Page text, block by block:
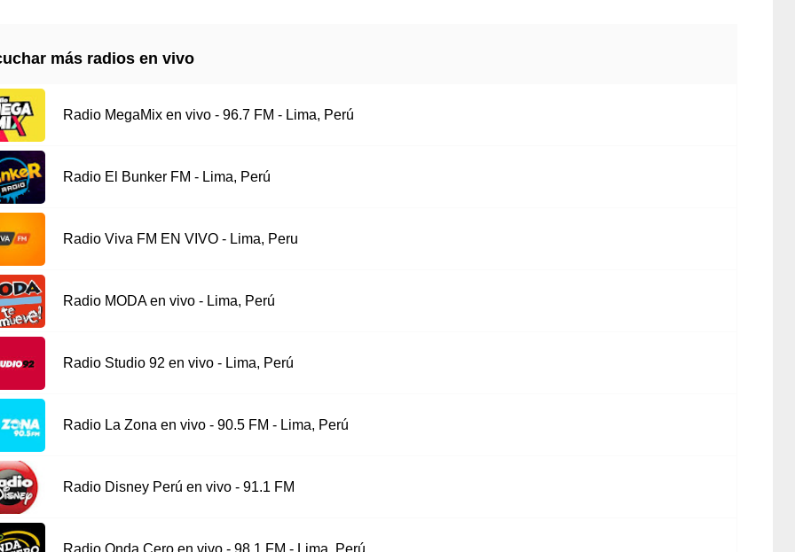
más radios en vivo
Radio MegaMix en vivo - 96.7 FM - Lima, Perú
Radio El Bunker FM - Lima, Perú
Radio Viva FM EN VIVO - Lima, Peru
Radio MODA en vivo - Lima, Perú
Radio Studio 92 en vivo - Lima, Perú
Radio La Zona en vivo - 90.5 FM - Lima, Perú
Radio Disney Perú en vivo - 91.1 FM
Radio Onda Cero en vivo - 98.1 FM - Lima, Perú